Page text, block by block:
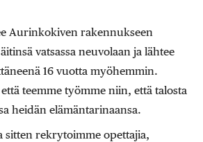
Aurinkokiven rakennukseen
vatsassa neuvolaan ja lähtee
16 vuotta myöhemmin.
teemme työmme niin, että talosta
heidän elämäntarinaansa.
sitten rekrytoimme opettajia,